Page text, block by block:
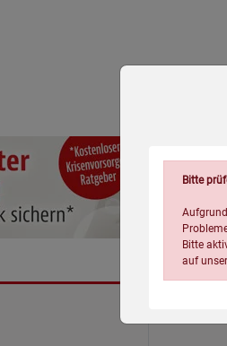
Bitte
Bitte
auf